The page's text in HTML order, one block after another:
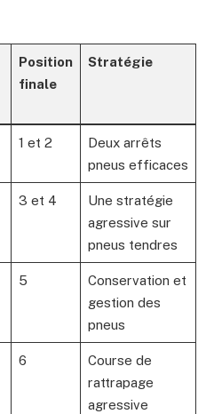
Position
finale
Stratégie
1 et 2
Deux arrêts
pneus efficaces
3 et 4
Une stratégie
agressive sur
pneus tendres
5
Conservation et
gestion des
pneus
6
Course de
rattrapage
agressive